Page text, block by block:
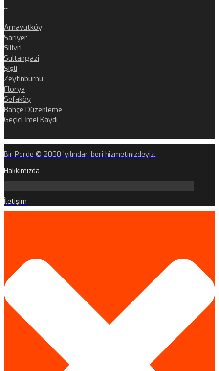
..
Arnavutköy
Sarıyer
Silivri
Sultangazi
Şişli
Zeytinburnu
Florya
Sefaköy
Bahçe Düzenleme
Geçici İmei Kaydı
Bir Perde © 2000 'yılından beri hizmetinizdeyiz..
Hakkımızda
İletişim